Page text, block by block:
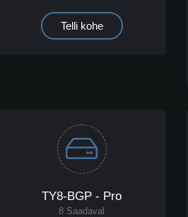
Telli kohe
TY8-BGP - Pro
8 Saadaval